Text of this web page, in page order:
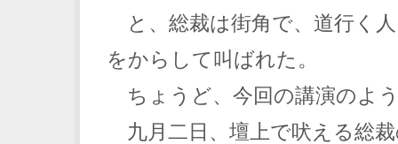
と、総裁は街角で、道行く
をからして叫ばれた。
ちょうど、今回の講演のよ
九月二日、壇上で吠える総